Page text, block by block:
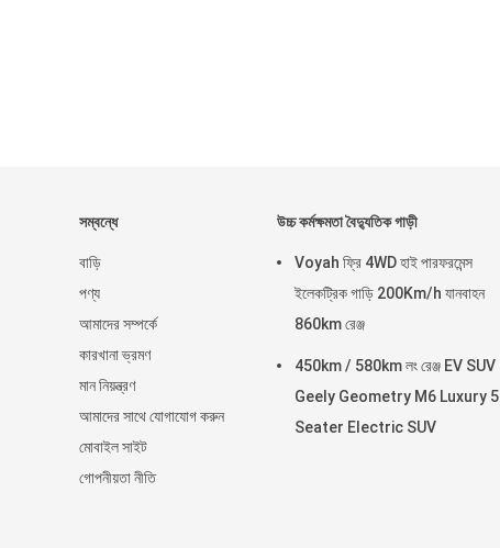
সম্বন্ধে
বাড়ি
পণ্য
আমাদের সম্পর্কে
কারখানা ভ্রমণ
মান নিয়ন্ত্রণ
আমাদের সাথে যোগাযোগ করুন
মোবাইল সাইট
গোপনীয়তা নীতি
উচ্চ কর্মক্ষমতা বৈদ্যুতিক গাড়ী
Voyah ফ্রি 4WD হাই পারফরমেন্স
ইলেকট্রিক গাড়ি 200Km/h যানবাহন
860km রেঞ্জ
450km / 580km লং রেঞ্জ EV SUV
Geely Geometry M6 Luxury 5
Seater Electric SUV